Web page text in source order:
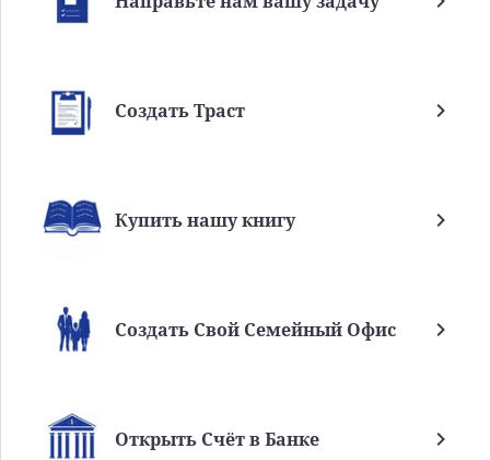
Создать Траст
Купить нашу книгу
Создать Свой Семейный Офис
Открыть Счёт в Банке